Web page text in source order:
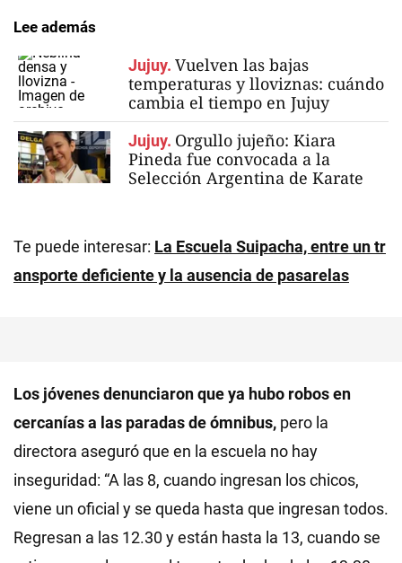
Lee además
Jujuy. Vuelven las bajas
temperaturas y lloviznas: cuándo
cambia el tiempo en Jujuy
Jujuy. Orgullo jujeño: Kiara
Pineda fue convocada a la
Selección Argentina de Karate
Te puede interesar: La Escuela Suipacha, entre un tr
ansporte deficiente y la ausencia de pasarelas
Los jóvenes denunciaron que ya hubo robos en
cercanías a las paradas de ómnibus, pero la
directora aseguró que en la escuela no hay
inseguridad: “A las 8, cuando ingresan los chicos,
viene un oficial y se queda hasta que ingresan todos.
Regresan a las 12.30 y están hasta la 13, cuando se